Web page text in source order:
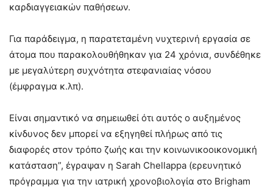
καρδιαγγειακών παθήσεων.
Για παράδειγμα, η παρατεταμένη νυχτερινή εργασία σε
άτομα που παρακολουθήθηκαν για 24 χρόνια, συνδέθηκε
με μεγαλύτερη συχνότητα στεφανιαίας νόσου
(έμφραγμα κ.λπ).
Είναι σημαντικό να σημειωθεί ότι αυτός ο αυξημένος
κίνδυνος δεν μπορεί να εξηγηθεί πλήρως από τις
διαφορές στον τρόπο ζωής και την κοινωνικοοικονομική
κατάσταση”, έγραψαν η Sarah Chellappa (ερευνητικό
πρόγραμμα για την ιατρική χρονοβιολογία στο Brigham